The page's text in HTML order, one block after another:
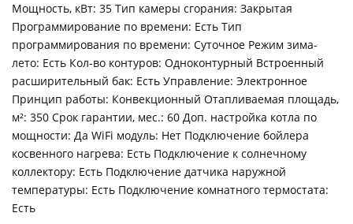
Мощность, кВт: 35 Тип камеры сгорания: Закрытая
Программирование по времени: Есть Тип
программирования по времени: Суточное Режим зима-
лето: Есть Кол-во контуров: Одноконтурный Встроенный
расширительный бак: Есть Управление: Электронное
Принцип работы: Конвекционный Отапливаемая площадь,
м²: 350 Срок гарантии, мес.: 60 Доп. настройка котла по
мощности: Да WiFi модуль: Нет Подключение бойлера
косвенного нагрева: Есть Подключение к солнечному
коллектору: Есть Подключение датчика наружной
температуры: Есть Подключение комнатного термостата:
Есть